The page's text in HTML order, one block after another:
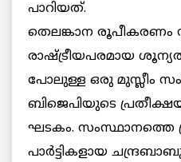
പാറിയത്.
തെലങ്കാന രൂപീകരണം
രാഷ്ട്രീയപരമായ
പോലുള്ള ഒരു മുസ്ലീം
ബിജെപിയുടെ
ഘടകം. സംസ്ഥാനത്തെ
പാര്‍ട്ടികളായ